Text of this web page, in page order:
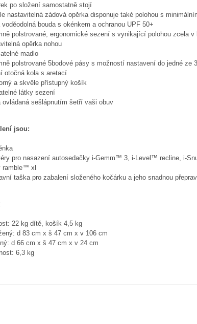
po složení samostatně stojí
nastavitelná zádová opěrka disponuje také polohou s
voděodolná bouda s okénkem a ochranou UPF 50+
polstrované, ergonomické sezení s vynikající polohou zcela v
opěrka nohou
madlo
polstrované 5bodové pásy s možností nastavení do jedné ze
otočná kola s aretací
a skvěle přístupný košík
látky sezení
ovládaná sešlápnutím šetří vaši obuv
jsou:
pro nasazení autosedačky i-Gemm™ 3, i-Level™ recline, i-
ramble™ xl
taška pro zabalení složeného kočárku a jeho snadnou
:
22 kg dítě, košík 4,5 kg
d 83 cm x š 47 cm x v 106 cm
d 66 cm x š 47 cm x v 24 cm
6,3 kg